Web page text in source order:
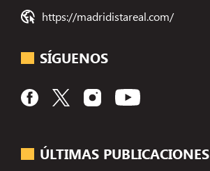
ÚLTIMAS PUBLICACIONES
https://madridistareal.com/
SÍGUENOS